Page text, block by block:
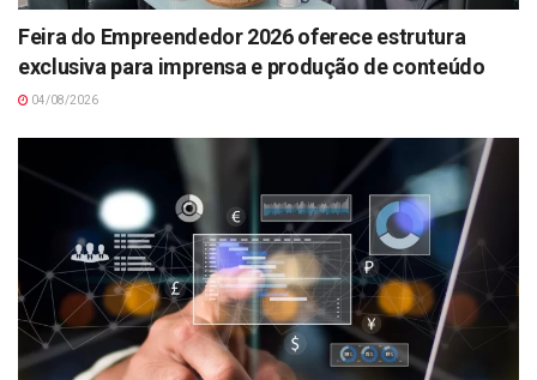
Feira do Empreendedor 2026 oferece estrutura
exclusiva para imprensa e produção de conteúdo
04/08/2026